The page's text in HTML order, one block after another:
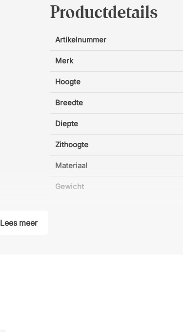
Productdetails
Artikelnummer
Merk
Hoogte
Breedte
Diepte
Zithoogte
Materiaal
Gewicht
Lees meer